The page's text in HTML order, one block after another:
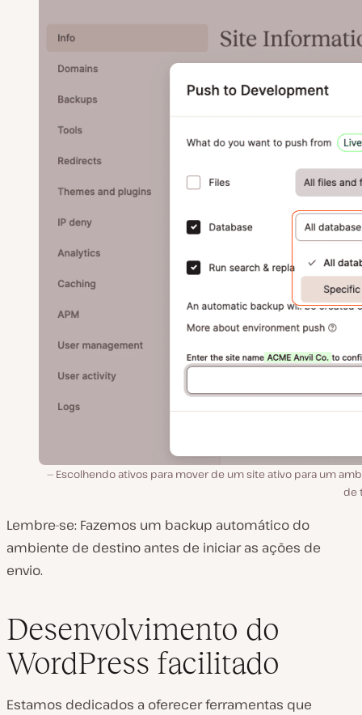
Escolhendo ativos para mover de um site ativo para um
de
Lembre-se: Fazemos um backup automático do
ambiente de destino antes de iniciar as ações de
envio.
Desenvolvimento do
WordPress facilitado
Estamos dedicados a oferecer ferramentas que